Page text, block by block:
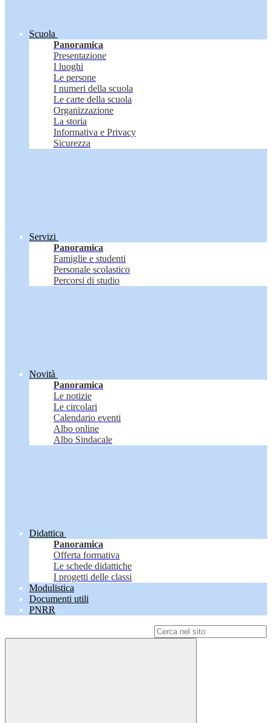
Scuola
Panoramica
Presentazione
I luoghi
Le persone
I numeri della scuola
Le carte della scuola
Organizzazione
La storia
Informativa e Privacy
Sicurezza
Servizi
Panoramica
Famiglie e studenti
Personale scolastico
Percorsi di studio
Novità
Panoramica
Le notizie
Le circolari
Calendario eventi
Albo online
Albo Sindacale
Didattica
Panoramica
Offerta formativa
Le schede didattiche
I progetti delle classi
Modulistica
Documenti utili
PNRR